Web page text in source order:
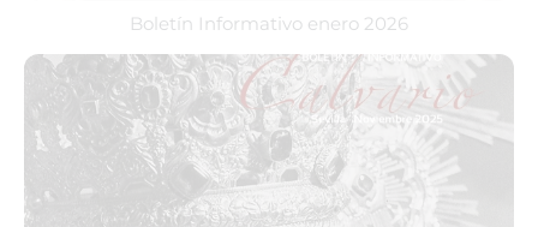
Boletín Informativo enero 2026